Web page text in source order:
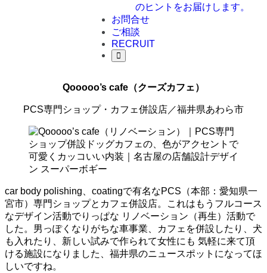
のヒントをお届けします。
お問合せ
ご相談
RECRUIT
Qooooo’s cafe（クーズカフェ）
PCS専門ショップ・カフェ併設店／福井県あわら市
car body polishing、coatingで有名なPCS（本部：愛知県一
宮市）専門ショップとカフェ併設店。これはもうフルコース
なデザイン活動でりっぱな リノベーション（再生）活動で
した。男っぽくなりがちな車事業、カフェを併設したり、犬
も入れたり、新しい試みで作られて女性にも 気軽に来て頂
ける施設になりました、福井県のニュースポットになってほ
しいですね。